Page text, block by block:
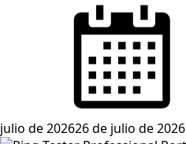
julio de 202626 de julio de 2026